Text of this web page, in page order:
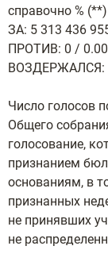
справочно % (**)
ЗА: 5 313 436
ПРОТИВ: 0 /
ВОЗДЕРЖАЛСЯ:
Число голосов
Общего
голосование,
признанием
основаниям, в
признанных
не принявших
не